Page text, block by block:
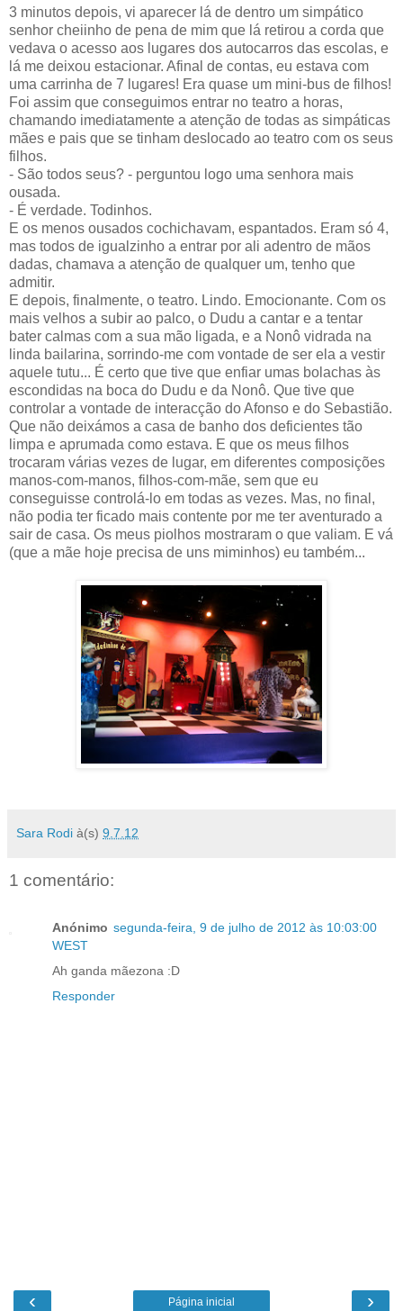
3 minutos depois, vi aparecer lá de dentro um simpático
senhor cheiinho de pena de mim que lá retirou a corda que
vedava o acesso aos lugares dos autocarros das escolas, e
lá me deixou estacionar. Afinal de contas, eu estava com
uma carrinha de 7 lugares! Era quase um mini-bus de filhos!
Foi assim que conseguimos entrar no teatro a horas,
chamando imediatamente a atenção de todas as simpáticas
mães e pais que se tinham deslocado ao teatro com os seus
filhos.
- São todos seus? - perguntou logo uma senhora mais
ousada.
- É verdade. Todinhos.
E os menos ousados cochichavam, espantados. Eram só 4,
mas todos de igualzinho a entrar por ali adentro de mãos
dadas, chamava a atenção de qualquer um, tenho que
admitir.
E depois, finalmente, o teatro. Lindo. Emocionante. Com os
mais velhos a subir ao palco, o Dudu a cantar e a tentar
bater calmas com a sua mão ligada, e a Nonô vidrada na
linda bailarina, sorrindo-me com vontade de ser ela a vestir
aquele tutu... É certo que tive que enfiar umas bolachas às
escondidas na boca do Dudu e da Nonô. Que tive que
controlar a vontade de interacção do Afonso e do Sebastião.
Que não deixámos a casa de banho dos deficientes tão
limpa e aprumada como estava. E que os meus filhos
trocaram várias vezes de lugar, em diferentes composições
manos-com-manos, filhos-com-mãe, sem que eu
conseguisse controlá-lo em todas as vezes. Mas, no final,
não podia ter ficado mais contente por me ter aventurado a
sair de casa. Os meus piolhos mostraram o que valiam. E vá
(que a mãe hoje precisa de uns miminhos) eu também...
Sara Rodi à(s) 9.7.12
1 comentário:
Anónimo segunda-feira, 9 de julho de 2012 às 10:03:00
WEST
Ah ganda mãezona :D
Responder
‹ ›
Página inicial